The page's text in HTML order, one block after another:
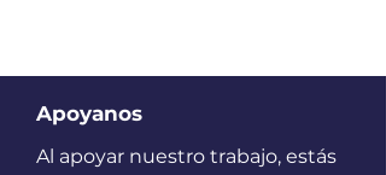
Apoyanos
Al apoyar nuestro trabajo, estás